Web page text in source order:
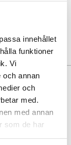
innehållet
funktioner
Vi
och annan
och
med.
med annan
som de har
passform. Mjuka